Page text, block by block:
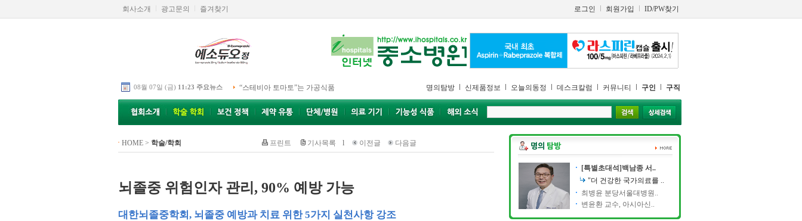
회사소개 광고문의 즐겨찾기 로그인 회원가입 ID/PW찾기
08월 07일 (금) 11:23 주요뉴스 “스테비아 토마토”는 가공식품 명의탐방 신제품정보 오늘의동정 데스크칼럼 커뮤니티 구인 구직
HOME> 학술/학회 프린트 기사목록 l 이전글 다음글
뇌졸중 위험인자 관리, 90% 예방 가능
대한뇌졸중학회, 뇌졸중 예방과 치료 위한 5가지 실천사항 강조
[특별초대석]백남종 서..
"더 건강한 국가의료를 ..
최병윤 분당서울대병원..
변윤환 교수, 아시아신..